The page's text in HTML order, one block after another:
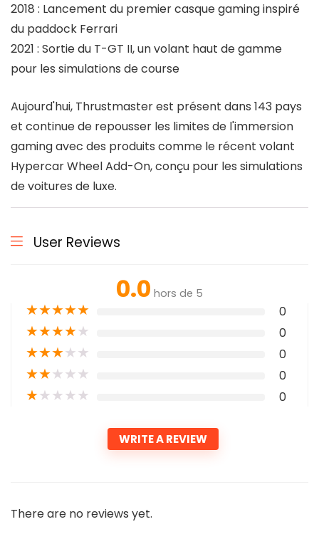
2018 : Lancement du premier casque gaming inspiré
du paddock Ferrari
2021 : Sortie du T-GT II, un volant haut de gamme
pour les simulations de course
Aujourd'hui, Thrustmaster est présent dans 143 pays
et continue de repousser les limites de l'immersion
gaming avec des produits comme le récent volant
Hypercar Wheel Add-On, conçu pour les simulations
de voitures de luxe.
User Reviews
0.0 hors de 5
★★★★★ 0
★★★★★ 0
★★★★★ 0
★★★★★ 0
★★★★★ 0
WRITE A REVIEW
There are no reviews yet.